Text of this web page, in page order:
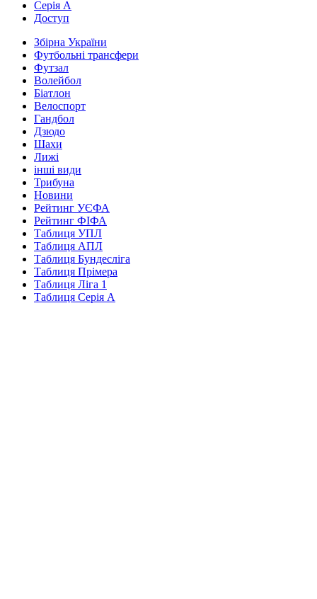
Серія А
Доступ
Збірна України
Футбольні трансфери
Футзал
Волейбол
Біатлон
Велоспорт
Гандбол
Дзюдо
Шахи
Лижі
інші види
Трибуна
Новини
Рейтинг УЄФА
Рейтинг ФІФА
Таблиця УПЛ
Таблиця АПЛ
Таблиця Бундесліга
Таблиця Прімера
Таблиця Ліга 1
Таблиця Серія А